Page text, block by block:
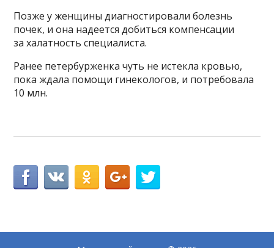
Позже у женщины диагностировали болезнь
почек, и она надеется добиться компенсации
за халатность специалиста.
Ранее петербурженка чуть не истекла кровью,
пока ждала помощи гинекологов, и потребовала
10 млн.